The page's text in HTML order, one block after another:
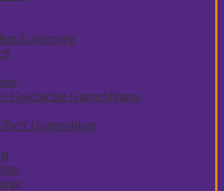
Lutherweg
Geschichte Guntersblums
Treff Guntersblum